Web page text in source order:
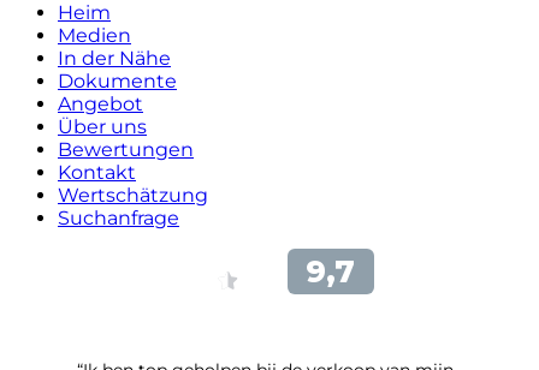
Heim
Medien
In der Nähe
Dokumente
Angebot
Über uns
Bewertungen
Kontakt
Wertschätzung
Suchanfrage